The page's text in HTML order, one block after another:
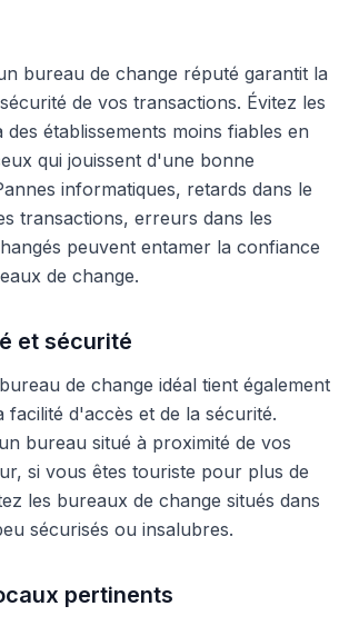
bureau de change réputé garantit la
de vos transactions. Évitez les
des établissements moins fiables en
qui jouissent d'une bonne
informatiques, retards dans le
transactions, erreurs dans les
peuvent entamer la confiance
de change.
et sécurité
de change idéal tient également
facilité d'accès et de la sécurité.
bureau situé à proximité de vos
si vous êtes touriste pour plus de
les bureaux de change situés dans
sécurisés ou insalubres.
pertinents